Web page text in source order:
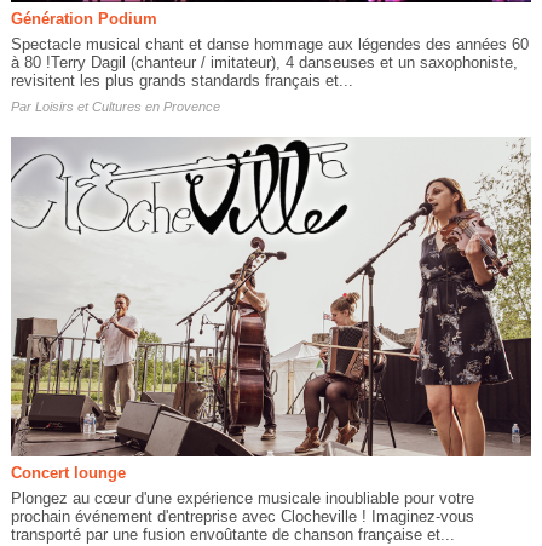
Génération Podium
Spectacle musical chant et danse hommage aux légendes des années 60
à 80 !Terry Dagil (chanteur / imitateur), 4 danseuses et un saxophoniste,
revisitent les plus grands standards français et...
Par Loisirs et Cultures en Provence
Concert lounge
Plongez au cœur d'une expérience musicale inoubliable pour votre
prochain événement d'entreprise avec Clocheville ! Imaginez-vous
transporté par une fusion envoûtante de chanson française et...